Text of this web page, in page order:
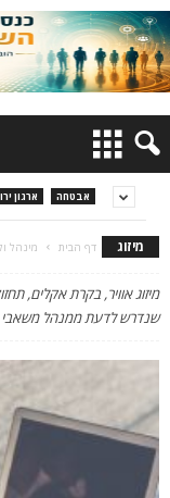
אבטחה ארגון
מיזוג דף הבית מינהל
מיזוג אוויר, בקרת אקלים,
שנדרש לדעת ממנהל משאבי